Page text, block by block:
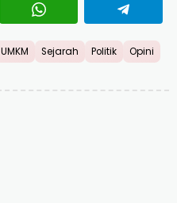
UMKM Sejarah Politik
Opini